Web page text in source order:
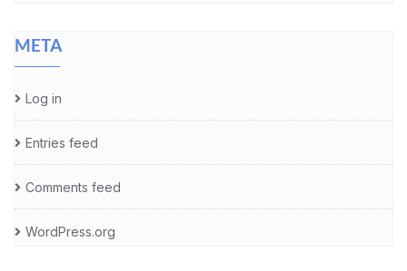
META
Log in
Entries feed
Comments feed
WordPress.org